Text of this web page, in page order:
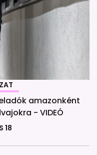
amazonként
- VIDEÓ
18